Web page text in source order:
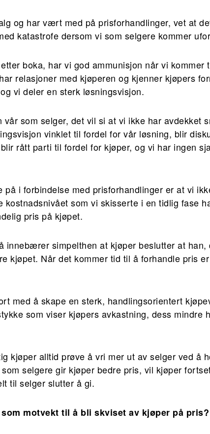
og har vært med på prisforhandlinger, vet at
katastrofe dersom vi som selgere kommer
boka, har vi god ammunisjon når vi kommer
relasjoner med kjøperen og kjenner kjøpers
vi deler en sterk løsningsvisjon.
vår som selger, det vil si at vi ikke har avdekket
vinklet til fordel for vår løsning, blir
rått parti til fordel for kjøper, og vi har ingen
på i forbindelse med prisforhandlinger er at vi
kostnadsnivået som vi skisserte i en tidlig fase
pris på kjøpet.
innebærer simpelthen at kjøper beslutter at
kjøpet. Når det kommer tid til å forhandle pris
med å skape en sterk, handlingsorientert
som viser kjøpers avkastning, dess mindre
kjøper alltid prøve å vri mer ut av selger ved å
selgere gir kjøper bedre pris, vil kjøper
til selger slutter å gi.
motvekt til å bli skviset av kjøper på pris?